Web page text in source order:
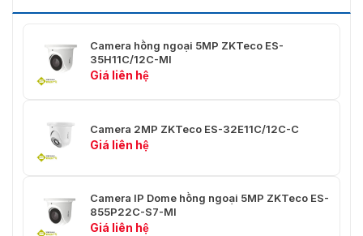
Người dùng
trực tuyến tối
3
Trình duyệt
Trình duyệt IE, Chrome, Firefox
Phạm vi
Pan/Tilt
Pan: 0°~360°, Tilt: -5°~90°
Camera hồng ngoại 5MP ZKTeco ES-
35H11C/12C-MI
Giá liên hệ
Camera 2MP ZKTeco ES-32E11C/12C-C
Giá liên hệ
Camera IP Dome hồng ngoại 5MP ZKTeco ES-
855P22C-S7-MI
Giá liên hệ